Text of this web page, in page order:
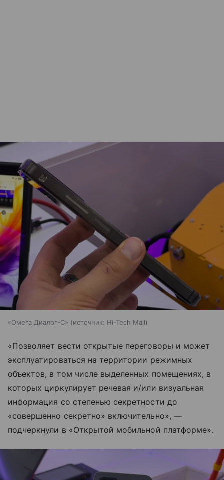
«Омега Диалог-С» источник: Hi-Tech Mail
«Позволяет вести открытые переговоры и может
эксплуатироваться на территории режимных
объектов, в том числе выделенных помещениях, в
которых циркулирует речевая и/или визуальная
информация со степенью секретности до
«совершенно секретно» включительно», —
подчеркнули в «Открытой мобильной платформе».